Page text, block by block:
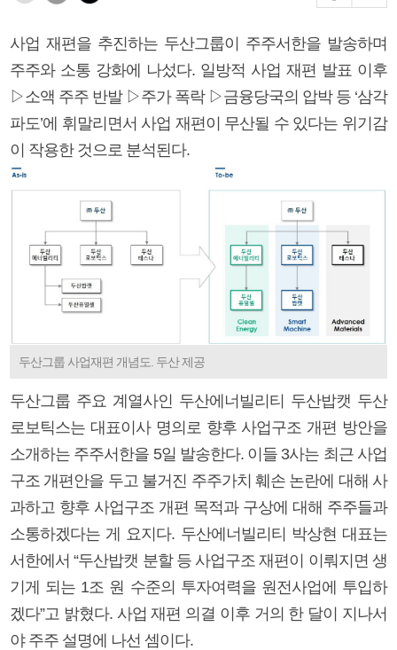
사업 재편을 추진하는 두산그룹이 주주서한을 발송하며
주주와 소통 강화에 나섰다. 일방적 사업 재편 발표 이후
▷소액 주주 반발 ▷주가 폭락 ▷금융당국의 압박 등 ‘삼각
파도’에 휘말리면서 사업 재편이 무산될 수 있다는 위기감
이 작용한 것으로 분석된다.
두산그룹 사업재편 개념도. 두산 제공
두산그룹 주요 계열사인 두산에너빌리티 두산밥캣 두산
로보틱스는 대표이사 명의로 향후 사업구조 개편 방안을
소개하는 주주서한을 5일 발송한다. 이들 3사는 최근 사업
구조 개편안을 두고 불거진 주주가치 훼손 논란에 대해 사
과하고 향후 사업구조 개편 목적과 구상에 대해 주주들과
소통하겠다는 게 요지다. 두산에너빌리티 박상현 대표는
서한에서 “두산밥캣 분할 등 사업구조 재편이 이뤄지면 생
기게 되는 1조 원 수준의 투자여력을 원전사업에 투입하
겠다”고 밝혔다. 사업 재편 의결 이후 거의 한 달이 지나서
야 주주 설명에 나선 셈이다.